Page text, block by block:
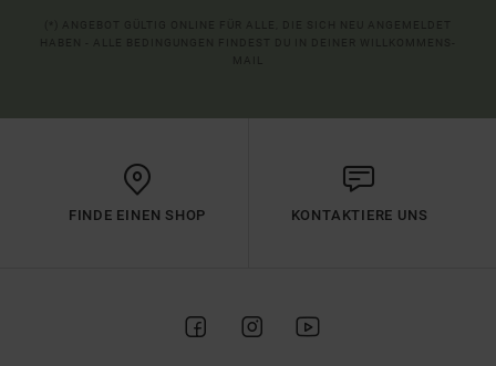
FINDE EINEN SHOP KONTAKTIERE UNS